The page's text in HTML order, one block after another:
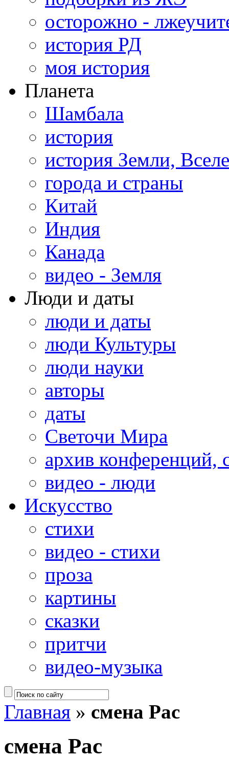
осторожно -
история РД
моя история
Планета
Шамбала
история
история Земли,
города и страны
Китай
Индия
Канада
видео - Земля
Люди и даты
люди и даты
люди Культуры
люди науки
авторы
даты
Светочи Мира
архив конференций,
видео - люди
Искусство
стихи
видео - стихи
проза
картины
сказки
притчи
видео-музыка
Главная » смена Рас
смена Рас